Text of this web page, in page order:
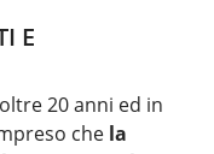
E
20 anni ed in
che la